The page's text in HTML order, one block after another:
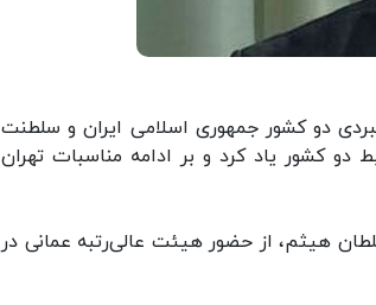
دو کشور جمهوری اسلامی ایران و سلطنت
کشور یاد کرد و بر ادامه مناسبات تهران
هیثم، از حضور هیئت عالی‌رتبه عمانی در